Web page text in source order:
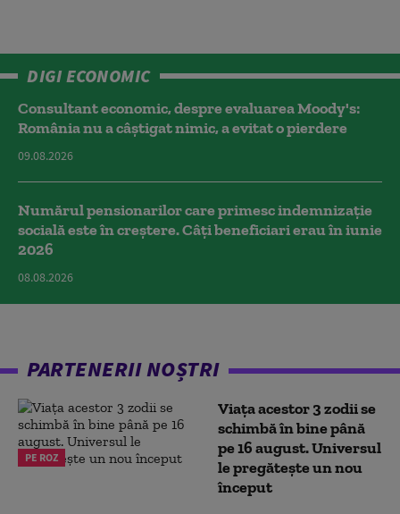
DIGI ECONOMIC
Consultant economic, despre evaluarea Moody's:
România nu a câştigat nimic, a evitat o pierdere
09.08.2026
Numărul pensionarilor care primesc indemnizaţie
socială este în creștere. Câți beneficiari erau în iunie
2026
08.08.2026
PARTENERII NOȘTRI
PE ROZ
Viața acestor 3 zodii se
schimbă în bine până
pe 16 august. Universul
le pregătește un nou
început